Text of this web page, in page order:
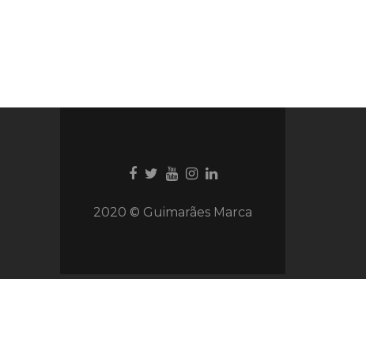
Ligação
Facebook
Ligação
Twitter
Youtube
Ligação
Instagram
Ligação
Instagram
2020 © Guimarães Marca